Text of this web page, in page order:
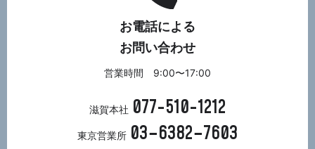
お電話による
お問い合わせ
営業時間 9:00〜17:00
滋賀本社 077-510-1212
東京営業所 03−6382−7603